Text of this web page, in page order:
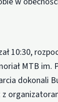
10:30,
MTB im.
dokonali